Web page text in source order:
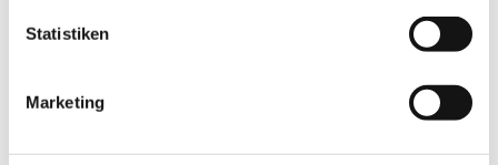
Statistiken
Marketing